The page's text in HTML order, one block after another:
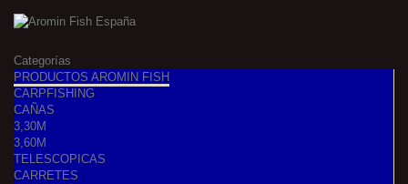
Categorías
PRODUCTOS AROMIN FISH
CARPFISHING
CAÑAS
3,30M
3,60M
TELESCOPICAS
CARRETES